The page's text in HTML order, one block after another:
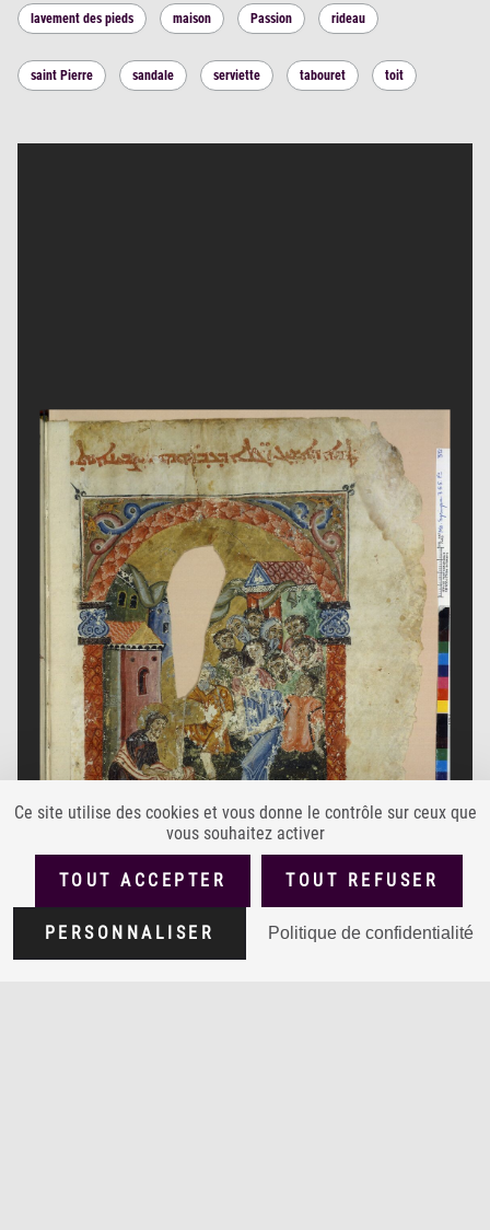
lavement des pieds maison Passion rideau
saint Pierre sandale serviette tabouret toit
Ce site utilise des cookies et vous donne le contrôle sur ceux que
vous souhaitez activer
TOUT ACCEPTER TOUT REFUSER
PERSONNALISER Politique de confidentialité